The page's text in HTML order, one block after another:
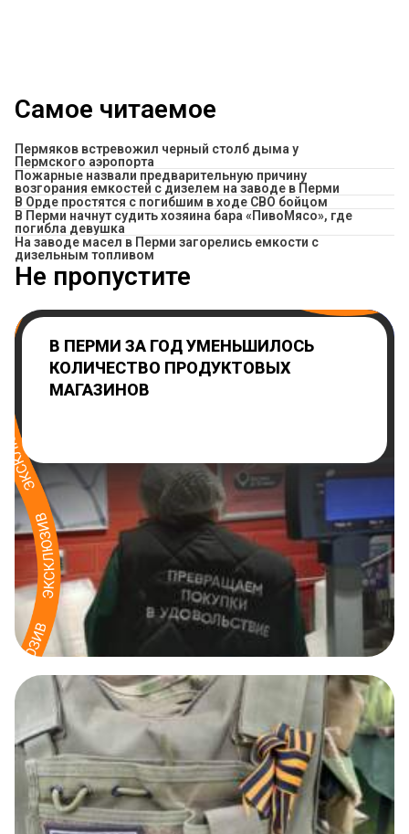
Самое читаемое
Пермяков встревожил черный столб дыма у
Пермского аэропорта
Пожарные назвали предварительную причину
возгорания емкостей с дизелем на заводе в Перми
В Орде простятся с погибшим в ходе СВО бойцом
​В Перми начнут судить хозяина бара «ПивоМясо», где
погибла девушка
На заводе масел в Перми загорелись емкости с
дизельным топливом
Не пропустите
В ПЕРМИ ЗА ГОД УМЕНЬШИЛОСЬ
КОЛИЧЕСТВО ПРОДУКТОВЫХ
МАГАЗИНОВ